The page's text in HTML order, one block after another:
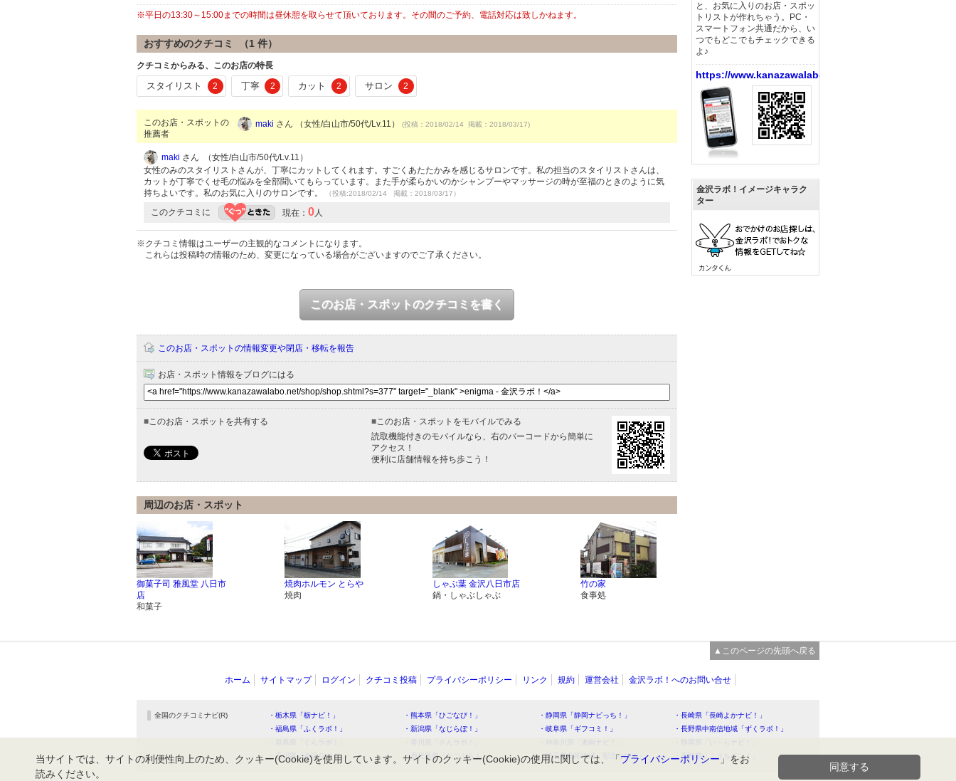
※平日の13:30～15:00までの時間は昼休憩を取らせて頂いております。その間のご予約、電話対応は致しかねます。
おすすめのクチコミ （1 件）
クチコミからみる、このお店の特長
スタイリスト 2 丁寧 2 カット 2 サロン 2
このお店・スポットの
推薦者
maki さん （女性/白山市/50代/Lv.11） (投稿：2018/02/14 掲載：2018/03/17)
maki さん （女性/白山市/50代/Lv.11）
女性のみのスタイリストさんが、丁寧にカットしてくれます。すごくあたたかみを感じるサロンです。私の担当のスタイリストさんは、
カットが丁寧でくせ毛の悩みを全部聞いてもらっています。また手が柔らかいのかシャンプーやマッサージの時が至福のときのように気
持ちよいです。私のお気に入りのサロンです。
（投稿:2018/02/14 掲載：2018/03/17）
このクチコミに 現在： 0 人
※クチコミ情報はユーザーの主観的なコメントになります。
これらは投稿時の情報のため、変更になっている場合がございますのでご了承ください。
このお店・スポットのクチコミを書く
このお店・スポットの情報変更や閉店・移転を報告
お店・スポット情報をブログにはる
■ このお店・スポットを共有する ■ このお店・スポットをモバイルでみる
読取機能付きのモバイルなら、右のバーコードから簡単に
アクセス！
便利に店舗情報を持ち歩こう！
周辺のお店・スポット
御菓子司 雅風堂 八日市
店
和菓子
焼肉ホルモン とらや
焼肉
しゃぶ葉 金沢八日市店
鍋・しゃぶしゃぶ
竹の家
食事処
と、お気に入りのお店・スポッ
トリストが作れちゃう。PC・
スマートフォン共通だから、い
つでもどこでもチェックできる
よ♪
https://www.kanazawalabo.net/
金沢ラボ！イメージキャラク
ター
▲このページの先頭へ戻る
ホーム サイトマップ ログイン クチコミ投稿 プライバシーポリシー リンク 規約 運営会社 金沢ラボ！へのお問い合せ
全国のクチコミナビ(R) ・栃木県「栃ナビ！」 ・熊本県「ひごなび！」 ・静岡県「静岡ナビっち！」
・長崎県「長崎よかナビ！」
・福島県「ふくラボ！」
・新潟県「なじらぼ！」 ・岐阜県「ギフコミ！」
・長野県中南信地域「ずくラボ！」
・石川県「金沢ラボ！」
・鹿児島県「かごぶら！」 ・埼玉県北部地域「彩北なび！」 ・高知県「こうちドン！」
当サイトでは、サイトの利便性向上のため、クッキー(Cookie)を使用しています。サイトのクッキー(Cookie)の使用に関しては、「プライバシーポリシー 」をお
読みください。
同意する